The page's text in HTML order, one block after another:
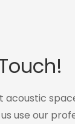
acoustic
use our